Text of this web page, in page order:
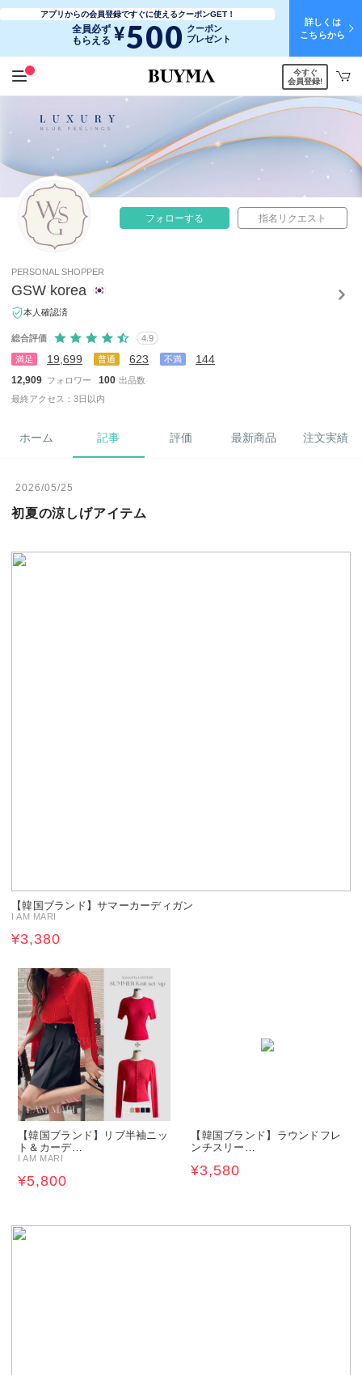
アプリからの会員登録ですぐに使えるクーポンGET！
全員必ず
もらえる ¥500 クーポン
プレゼント
詳しくは
こちらから
今すぐ
会員登録!
フォローする 指名リクエスト
PERSONAL SHOPPER
GSW korea
本人確認済
総合評価 4.9
満足 19,699 普通 623 不満 144
12,909 フォロワー 100 出品数
最終アクセス：3日以内
ホーム 記事 評価 最新商品 注文実績
2026/05/25
初夏の涼しげアイテム
【韓国ブランド】サマーカーディガン
I AM MARI
¥3,380
【韓国ブランド】リブ半袖ニッ
ト＆カーデ…
I AM MARI
¥5,800
【韓国ブランド】ラウンドフレ
ンチスリー…
¥3,580